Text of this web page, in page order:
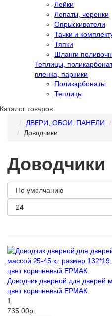
Лейки
Лопаты, черенки
Опрыскиватели
Тачки и
Тяпки
Шланги
Теплицы,
пленка, парники
Поликарбонаты
Теплицы
Каталог товаров
ДВЕРИ, ОБОИ, ПАНЕЛИ
Доводчики
Доводчики
Доводчик дверной для дверей
цвет коричневый ЕРМАК
1
735.00р.